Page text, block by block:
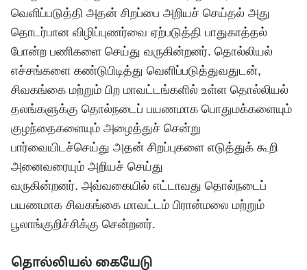
வெளிப்படுத்தி அதன் சிறப்பை அறியச் செய்தல் அது
தொடர்பான விழிப்புணர்வை ஏற்படுத்தி பாதுகாத்தல்
போன்ற பணிகளை செய்து வருகின்றனர். தொல்லியல்
எச்சங்களை கண்டுபிடித்து வெளிப்படுத்துவதுடன்,
சிவகங்கை மற்றும் பிற மாவட்டங்களில் உள்ள தொல்லியல்
தலங்களுக்கு தொல்நடைப் பயணமாக பொதுமக்களையும்
குழந்தைகளையும் அழைத்துச் சென்று
பார்வையிடச்செய்து அதன் சிறப்புகளை எடுத்துக் கூறி
அனைவரையும் அறியச் செய்து
வருகின்றனர். அவ்வகையில் எட்டாவது தொல்நடைப்
பயணமாக சிவகங்கை மாவட்டம் பிரான்மலை மற்றும்
பூலாங்குறிச்சிக்கு சென்றனர்.
தொல்லியல் கையேடு